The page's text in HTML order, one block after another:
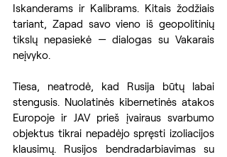
Iskanderams ir Kalibrams. Kitais žodžiais
tariant, Zapad savo vieno iš geopolitinių
tikslų nepasiekė — dialogas su Vakarais
neįvyko.
Tiesa, neatrodė, kad Rusija būtų labai
stengusis. Nuolatinės kibernetinės atakos
Europoje ir JAV prieš įvairaus svarbumo
objektus tikrai nepadėjo spręsti izoliacijos
klausimų. Rusijos bendradarbiavimas su